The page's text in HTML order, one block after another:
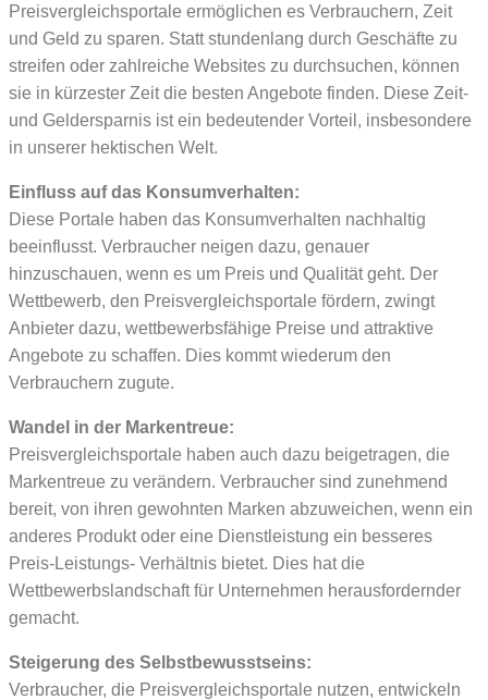
Preisvergleichsportale ermöglichen es Verbrauchern, Zeit
und Geld zu sparen. Statt stundenlang durch Geschäfte zu
streifen oder zahlreiche Websites zu durchsuchen, können
sie in kürzester Zeit die besten Angebote finden. Diese Zeit-
und Geldersparnis ist ein bedeutender Vorteil, insbesondere
in unserer hektischen Welt.​
Einfluss auf das Konsumverhalten:
Diese Portale haben das Konsumverhalten nachhaltig
beeinflusst. Verbraucher neigen dazu, genauer
hinzuschauen, wenn es um Preis und Qualität geht. Der
Wettbewerb, den Preisvergleichsportale fördern, zwingt
Anbieter dazu, wettbewerbsfähige Preise und attraktive
Angebote zu schaffen. Dies kommt wiederum den
Verbrauchern zugute.
Wandel in der Markentreue:
Preisvergleichsportale haben auch dazu beigetragen, die
Markentreue zu verändern. Verbraucher sind zunehmend
bereit, von ihren gewohnten Marken abzuweichen, wenn ein
anderes Produkt oder eine Dienstleistung ein besseres
Preis-Leistungs- Verhältnis bietet. Dies hat die
Wettbewerbslandschaft für Unternehmen herausfordernder
gemacht.
Steigerung des Selbstbewusstseins:
Verbraucher, die Preisvergleichsportale nutzen, entwickeln